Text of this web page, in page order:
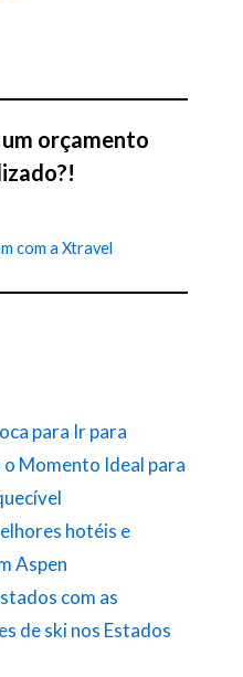
orçamento
com a Xtravel
para Ir para
o Momento Ideal para
hotéis e
Aspen
com as
de ski nos Estados